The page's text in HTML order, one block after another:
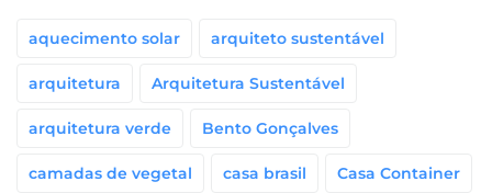
aquecimento solar arquiteto sustentável
arquitetura Arquitetura Sustentável
arquitetura verde Bento Gonçalves
camadas de vegetal casa brasil Casa Container